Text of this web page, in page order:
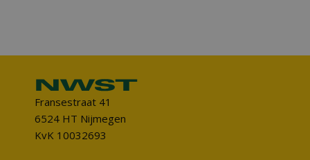
Fransestraat 41
6524 HT Nijmegen
KvK 10032693